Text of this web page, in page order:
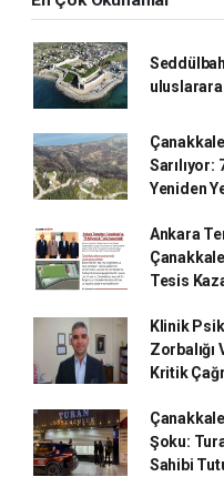
Çanakkale
Sarılıyor:
Yeniden
Ankara
Tesis
Klinik
Zorbalığı
Kritik
Şoku:
Sahibi